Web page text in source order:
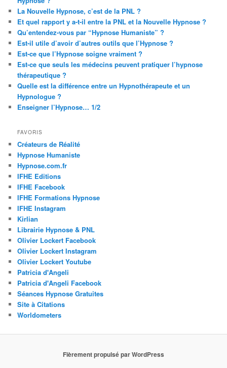
La Nouvelle Hypnose, c’est de la PNL ?
Et quel rapport y a-t-il entre la PNL et la Nouvelle Hypnose ?
Qu’entendez-vous par “Hypnose Humaniste” ?
Est-il utile d’avoir d’autres outils que l’Hypnose ?
Est-ce que l’Hypnose soigne vraiment ?
Est-ce que seuls les médecins peuvent pratiquer l’hypnose
thérapeutique ?
Quelle est la différence entre un Hypnothérapeute et un
Hypnologue ?
Enseigner l’Hypnose… 1/2
FAVORIS
Créateurs de Réalité
Hypnose Humaniste
Hypnose.com.fr
IFHE Editions
IFHE Facebook
IFHE Formations Hypnose
IFHE Instagram
Kirlian
Librairie Hypnose & PNL
Olivier Lockert Facebook
Olivier Lockert Instagram
Olivier Lockert Youtube
Patricia d'Angeli
Patricia d'Angeli Facebook
Séances Hypnose Gratuites
Site à Citations
Worldometers
Fièrement propulsé par WordPress